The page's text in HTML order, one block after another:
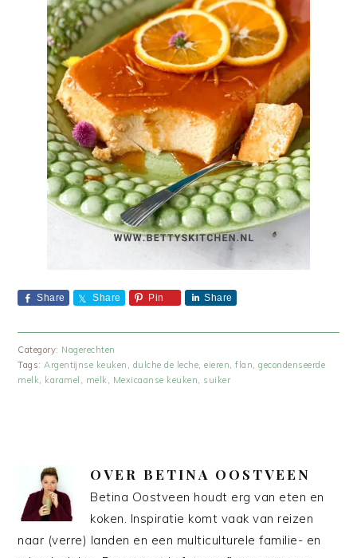
Share Share Pin Share
Category: Nagerechten
Tags: Argentijnse keuken dulche de leche ,eieren ,flan ,gecondenseerde
melk
karamel melk Mexicaanse keuken suiker
OVER BETINA OOSTVEEN
Betina Oostveen houdt erg van eten en
koken. Inspiratie komt vaak van reizen
naar (verre) landen en een multiculturele familie- en